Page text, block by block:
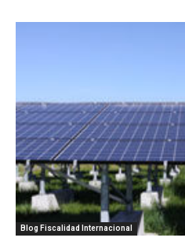
Blog Fiscalidad Internacional